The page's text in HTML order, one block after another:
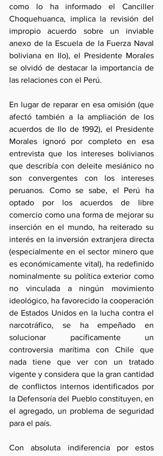
como lo ha informado el Canciller
Choquehuanca, implica la revisión del
impropio acuerdo sobre un inviable
anexo de la Escuela de la Fuerza Naval
boliviana en Ilo), el Presidente Morales
se olvidó de destacar la importancia de
las relaciones con el Perú.
En lugar de reparar en esa omisión (que
afectó también a la ampliación de los
acuerdos de Ilo de 1992), el Presidente
Morales ignoró por completo en esa
entrevista que los intereses bolivianos
que describía con deleite mesiánico no
son convergentes con los intereses
peruanos. Como se sabe, el Perú ha
optado por los acuerdos de libre
comercio como una forma de mejorar su
inserción en el mundo, ha reiterado su
interés en la inversión extranjera directa
(especialmente en el sector minero que
es económicamente vital), ha redefinido
nominalmente su política exterior como
no vinculada a ningún movimiento
ideológico, ha favorecido la cooperación
de Estados Unidos en la lucha contra el
narcotráfico, se ha empeñado en
solucionar pacíficamente un
controversia marítima con Chile que
nada tiene que ver con un tratado
vigente y considera que la gran cantidad
de conflictos internos identificados por
la Defensoría del Pueblo constituyen, en
el agregado, un problema de seguridad
para el país.
Con absoluta indiferencia por estos